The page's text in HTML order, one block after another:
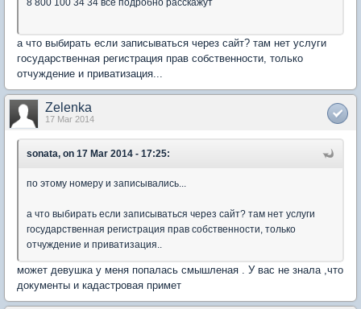
а что выбирать если записываться через сайт? там нет услуги
государственная регистрация прав собственности, только
отчуждение и приватизация...
Zelenka
17 Mar 2014
sonata, on 17 Mar 2014 - 17:25:
по этому номеру и записывались...
а что выбирать если записываться через сайт? там нет услуги
государственная регистрация прав собственности, только
отчуждение и приватизация..
может девушка у меня попалась смышленая . У вас не знала ,что
документы и кадастровая примет